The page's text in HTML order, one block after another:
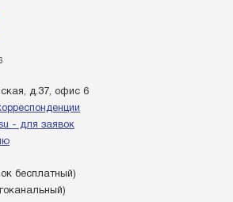
д.37, офис 6
- для заявок
бесплатный)